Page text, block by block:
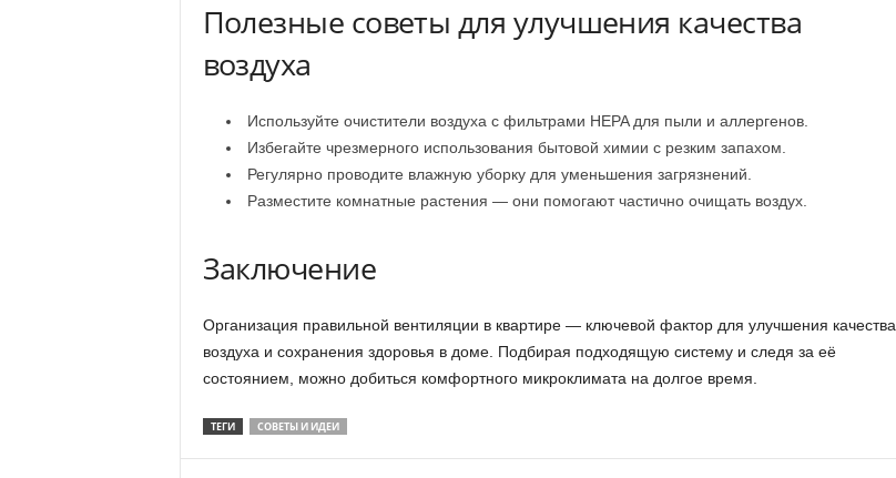
Полезные советы для улучшения качества
воздуха
Используйте очистители воздуха с фильтрами HEPA для пыли и аллергенов.
Избегайте чрезмерного использования бытовой химии с резким запахом.
Регулярно проводите влажную уборку для уменьшения загрязнений.
Разместите комнатные растения — они помогают частично очищать воздух.
Заключение
Организация правильной вентиляции в квартире — ключевой фактор для улучшения качества
воздуха и сохранения здоровья в доме. Подбирая подходящую систему и следя за её
состоянием, можно добиться комфортного микроклимата на долгое время.
ТЕГИ СОВЕТЫ И ИДЕИ